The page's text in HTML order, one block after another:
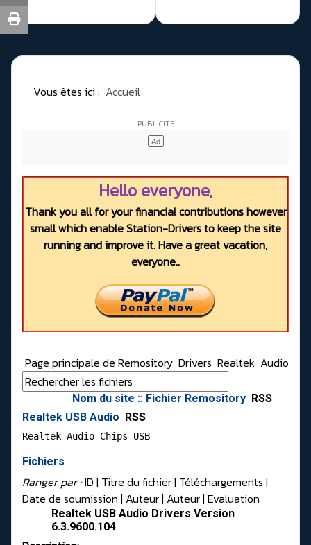
Vous êtes ici : Accueil
Hello everyone,
Thank you all for your financial contributions however
small which enable Station-Drivers to keep the site
running and improve it. Have a great vacation,
everyone..
Page principale de Remository Drivers Realtek Audio
Nom du site :: Fichier Remository RSS
Realtek USB Audio
RSS
Realtek Audio Chips USB
Fichiers
Ranger par :ID | Titre du fichier | Téléchargements |
Date de soumission | Auteur| Auteur| Evaluation
Realtek USB Audio Drivers Version
6.3.9600.104